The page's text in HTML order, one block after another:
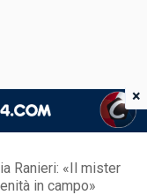
Ranieri: «Il mister
in campo»
×